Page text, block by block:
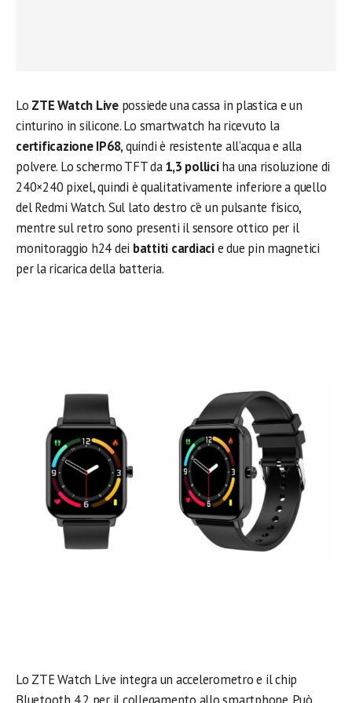
Lo ZTE Watch Livepossiede una cassa in plastica e un
cinturino in silicone. Lo smartwatch ha ricevuto la
certificazione IP68, quindi è resistente all’acqua e alla
polvere. Lo schermo TFT da1,3 polliciha una risoluzione di
240×240 pixel, quindi è qualitativamente inferiore a quello
del Redmi Watch. Sul lato destro c’è un pulsante fisico,
mentre sul retro sono presenti il sensore ottico per il
monitoraggio h24 dei battiti cardiacie due pin magnetici
per la ricarica della batteria.
Lo ZTE Watch Live integra un accelerometro e il chip